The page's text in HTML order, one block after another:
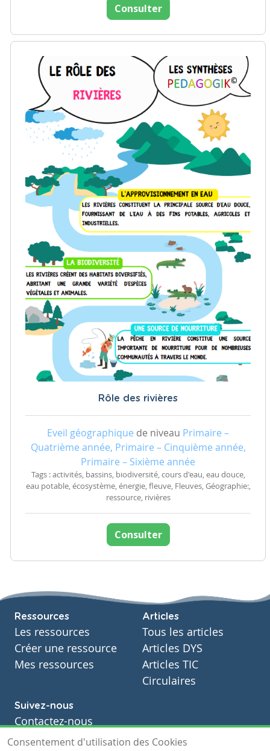
Consulter
Rôle des rivières
Eveil géographique de niveau Primaire –
Quatrième année, Primaire – Cinquième année,
Primaire – Sixième année
Tags : activités, bassins, biodiversité, cours d'eau, eau douce,
eau potable, écosystème, énergie, fleuve, Fleuves, Géographie:,
ressource, rivières
Consulter
Ressources
Les ressources
Créer une ressource
Mes ressources
Articles
Tous les articles
Articles DYS
Articles TIC
Circulaires
Suivez-nous
Contactez-nous
Soutien scolaire
Consentement d'utilisation des Cookies